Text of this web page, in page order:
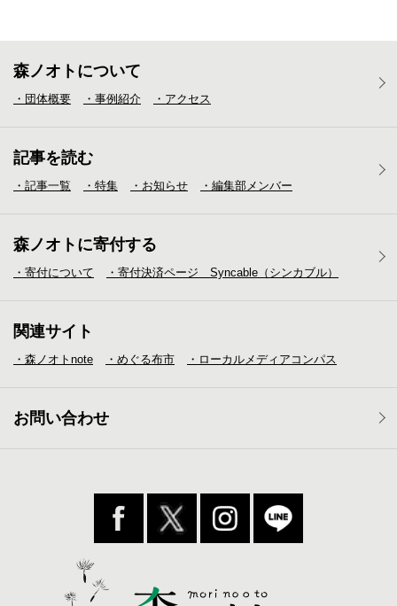
森ノオトについて
・団体概要 ・事例紹介 ・アクセス
記事を読む
・記事一覧 ・特集 ・お知らせ ・編集部メンバー
森ノオトに寄付する
・寄付について ・寄付決済ページ Syncable（シンカブル）
関連サイト
・森ノオトnote ・めぐる布市 ・ローカルメディア コンパス
お問い合わせ